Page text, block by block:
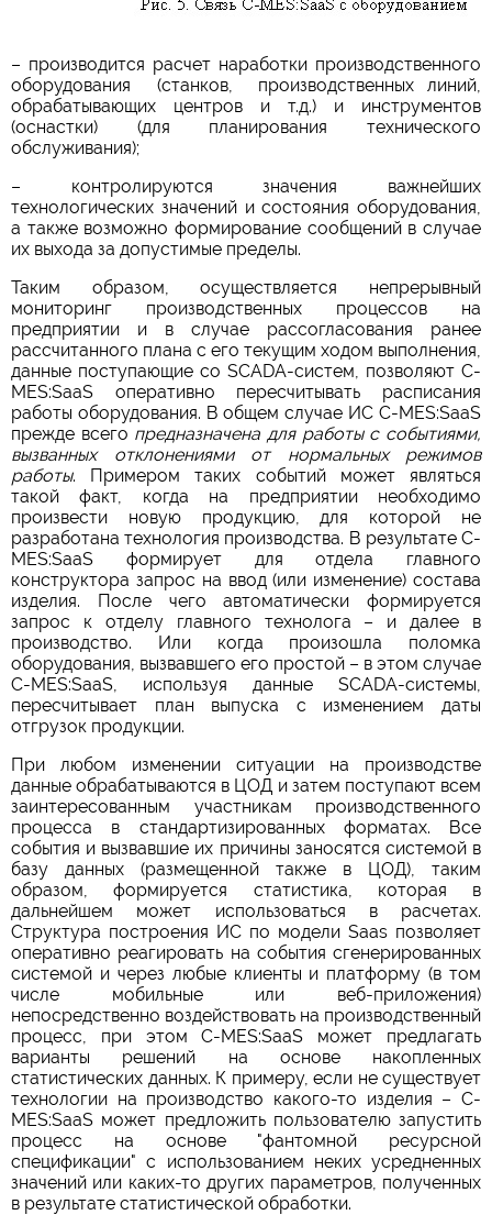
– производится расчет наработки производственного
оборудования (станков, производственных линий,
обрабатывающих центров и т.д.) и инструментов
(оснастки) (для планирования технического
обслуживания);
– контролируются значения важнейших
технологических значений и состояния оборудования,
а также возможно формирование сообщений в случае
их выхода за допустимые пределы.
Таким образом, осуществляется непрерывный
мониторинг производственных процессов на
предприятии и в случае рассогласования ранее
рассчитанного плана с его текущим ходом выполнения,
данные поступающие со SCADA-систем, позволяют C-
MES:SaaS оперативно пересчитывать расписания
работы оборудования. В общем случае ИС C-MES:SaaS
прежде всего предназначена для работы с событиями,
вызванных отклонениями от нормальных режимов
работы. Примером таких событий может являться
такой факт, когда на предприятии необходимо
произвести новую продукцию, для которой не
разработана технология производства. В результате C-
MES:SaaS формирует для отдела главного
конструктора запрос на ввод (или изменение) состава
изделия. После чего автоматически формируется
запрос к отделу главного технолога – и далее в
производство. Или когда произошла поломка
оборудования, вызвавшего его простой ­– в этом случае
C-MES:SaaS, используя данные SCADA-системы,
пересчитывает план выпуска с изменением даты
отгрузок продукции.
При любом изменении ситуации на производстве
данные обрабатываются в ЦОД и затем поступают всем
заинтересованным участникам производственного
процесса в стандартизированных форматах. Все
события и вызвавшие их причины заносятся системой в
базу данных (размещенной также в ЦОД), таким
образом, формируется статистика, которая в
дальнейшем может использоваться в расчетах.
Структура построения ИС по модели Saas позволяет
оперативно реагировать на события сгенерированных
системой и через любые клиенты и платформу (в том
числе мобильные или веб-приложения)
непосредственно воздействовать на производственный
процесс, при этом C-MES:SaaS может предлагать
варианты решений на основе накопленных
статистических данных. К примеру, если не существует
технологии на производство какого-то изделия – C-
MES:SaaS может предложить пользователю запустить
процесс на основе "фантомной ресурсной
спецификации" с использованием неких усредненных
значений или каких-то других параметров, полученных
в результате статистической обработки.